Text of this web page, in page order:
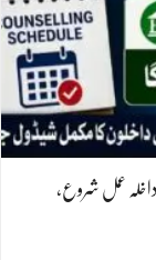
جاری، 4 اگست سے داخلہ عمل شروع،